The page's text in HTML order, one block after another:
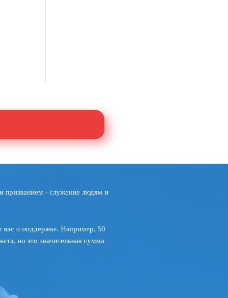
призванием - служение людям и
вас о поддержке. Например, 50
но это значительная сумма